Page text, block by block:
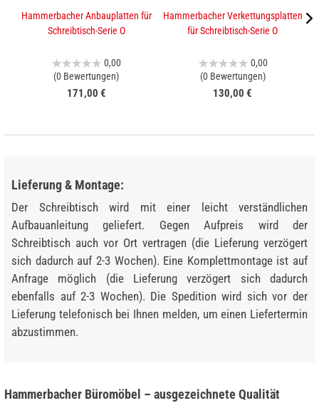
Hammerbacher Anbauplatten für
Schreibtisch-Serie O
0,00
(0 Bewertungen)
171,00 €
Hammerbacher Verkettungsplatten
für Schreibtisch-Serie O
0,00
(0 Bewertungen)
130,00 €
Lieferung & Montage:
Der Schreibtisch wird mit einer leicht verständlichen
Aufbauanleitung geliefert. Gegen Aufpreis wird der
Schreibtisch auch vor Ort vertragen (die Lieferung verzögert
sich dadurch auf 2-3 Wochen). Eine Komplettmontage ist auf
Anfrage möglich (die Lieferung verzögert sich dadurch
ebenfalls auf 2-3 Wochen). Die Spedition wird sich vor der
Lieferung telefonisch bei Ihnen melden, um einen Liefertermin
abzustimmen.
Hammerbacher Büromöbel – ausgezeichnete Qualität